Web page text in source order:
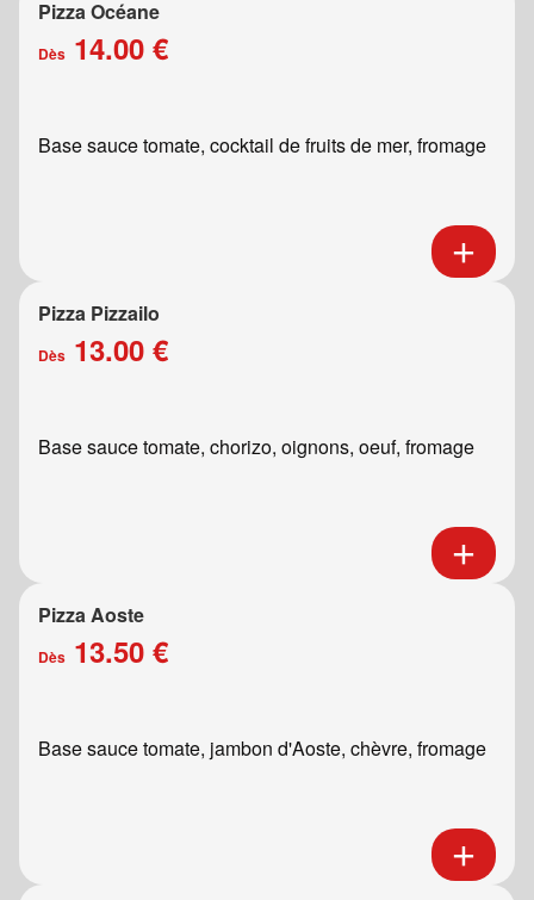
Pizza Océane
Dès 14.00 €
Base sauce tomate, cocktail de fruits de mer, fromage
Pizza Pizzailo
Dès 13.00 €
Base sauce tomate, chorizo, oignons, oeuf, fromage
Pizza Aoste
Dès 13.50 €
Base sauce tomate, jambon d'Aoste, chèvre, fromage